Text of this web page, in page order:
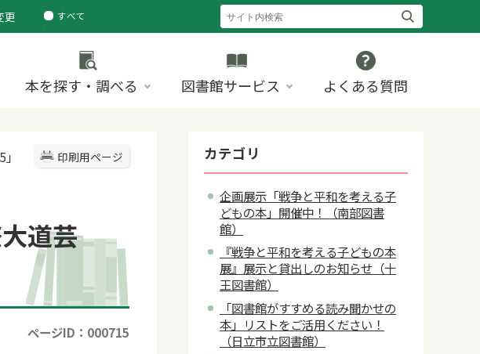
更
すべて
ページ
本を探す・調べる 図書館サービス よくある質問
印刷用ページ
道芸
ページID：000715
カテゴリ
企画展示「戦争と平和を考える子
どもの本」開催中！（南部図書
館）
『戦争と平和を考える子どもの本
展』展示と貸出しのお知らせ（十
王図書館）
「図書館がすすめる読み聞かせの
本」リストをご活用ください！
（日立市立図書館）